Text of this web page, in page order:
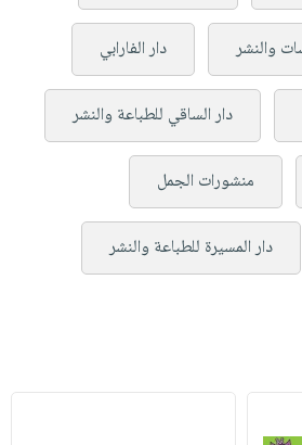
والنشر دار الفارابي
دار الساقي للطباعة والنشر
منشورات الجمل
دار المسيرة للطباعة والنشر